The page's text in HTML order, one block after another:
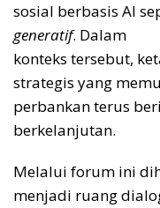
sosial berbasis AI
generatif. Dalam
konteks tersebut,
strategis yang
perbankan terus
berkelanjutan.
Melalui forum ini
menjadi ruang